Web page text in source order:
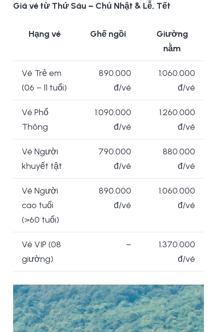
Giá vé từ Thứ Sáu – Chủ Nhật & Lễ, Tết
Hạng vé Ghế ngồi
Giường
nằm
Vé Trẻ em
(06 – 11 tuổi)
890.000
đ/vé
1.060.000
đ/vé
Vé Phổ
Thông
1.090.000
đ/vé
1.260.000
đ/vé
Vé Người
khuyết tật
790.000
đ/vé
880.000
đ/vé
Vé Người
cao tuổi
(>60 tuổi)
890.000
đ/vé
1.060.000
đ/vé
Vé VIP (08
giường)
–
1.370.000
đ/vé